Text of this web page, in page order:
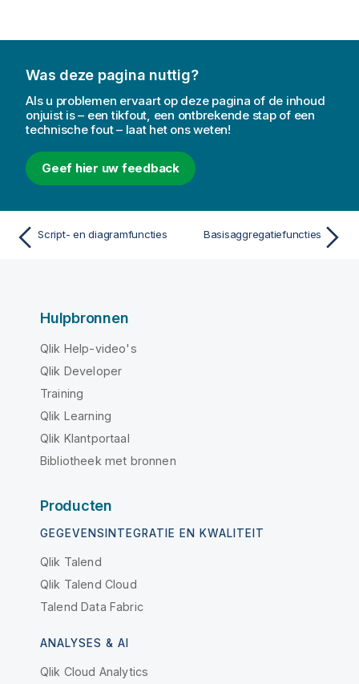
Was deze pagina nuttig?
Als u problemen ervaart op deze pagina of de inhoud
onjuist is – een tikfout, een ontbrekende stap of een
technische fout – laat het ons weten!
Geef hier uw feedback
Script- en diagramfuncties Basisaggregatiefuncties
Hulpbronnen
Qlik Help-video's
Qlik Developer
Training
Qlik Learning
Qlik Klantportaal
Bibliotheek met bronnen
Producten
GEGEVENSINTEGRATIE EN KWALITEIT
Qlik Talend
Qlik Talend Cloud
Talend Data Fabric
ANALYSES & AI
Qlik Cloud Analytics